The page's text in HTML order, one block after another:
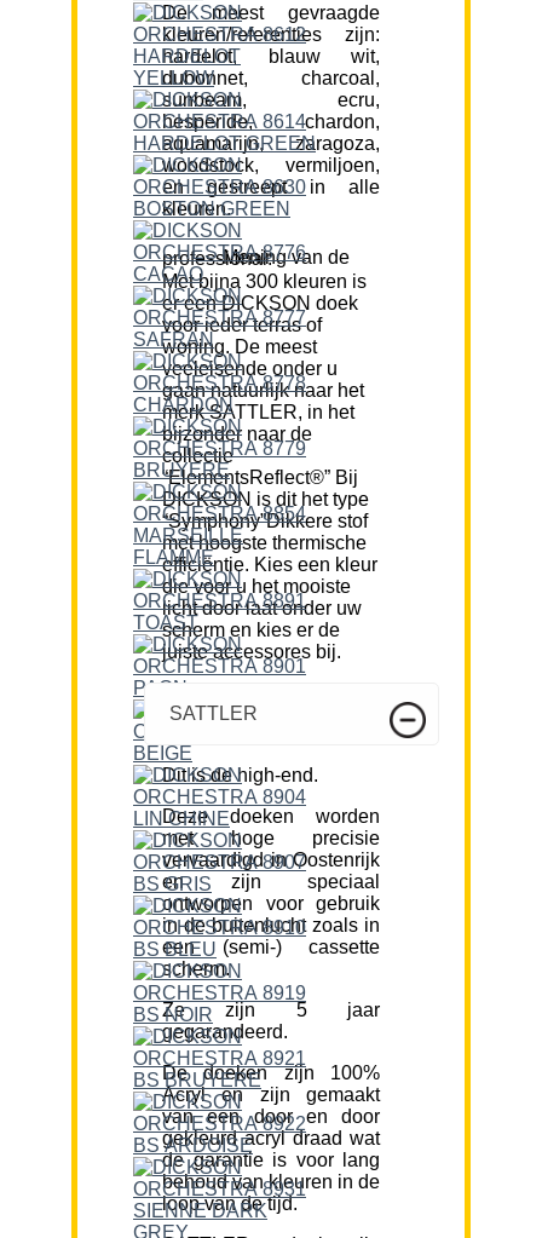
De meest gevraagde
kleuren/referenties zijn:
hardelot, blauw wit,
dubonnet, charcoal,
sunbeam, ecru,
hesperide, chardon,
aquamarijn, zaragoza,
woodstock, vermiljoen,
en gestreept in alle
kleuren.
Mening van de professional:
Met bijna 300 kleuren is
er een DICKSON doek
voor ieder terras of
woning. De meest
veeleisende onder u
gaan natuurlijk naar het
merk SATTLER, in het
bijzonder naar de
collectie
“ElementsReflect®” Bij
DICKSON is dit het type
“Symphony”Dikkere stof
met hoogste thermische
efficiëntie. Kies een kleur
die voor u het mooiste
licht door laat onder uw
scherm en kies er de
juiste accessores bij.
SATTLER
Dit is de high-end.
Deze doeken worden
met hoge precisie
vervaardigd in Oostenrijk
en zijn speciaal
ontworpen voor gebruik
in de buitenlucht zoals in
een (semi-) cassette
scherm.
Ze zijn 5 jaar
gegarandeerd.
De doeken zijn 100%
Acryl en zijn gemaakt
van een door en door
gekleurd acryl draad wat
de garantie is voor lang
behoud van kleuren in de
loop van de tijd.